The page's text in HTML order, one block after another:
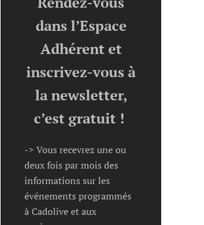
dans l’Espace
Adhérent et
inscrivez-vous à
la newsletter,
c’est gratuit !
-> Vous recevrez une ou
deux fois par mois des
informations sur les
événements programmés
à Cadolive et aux